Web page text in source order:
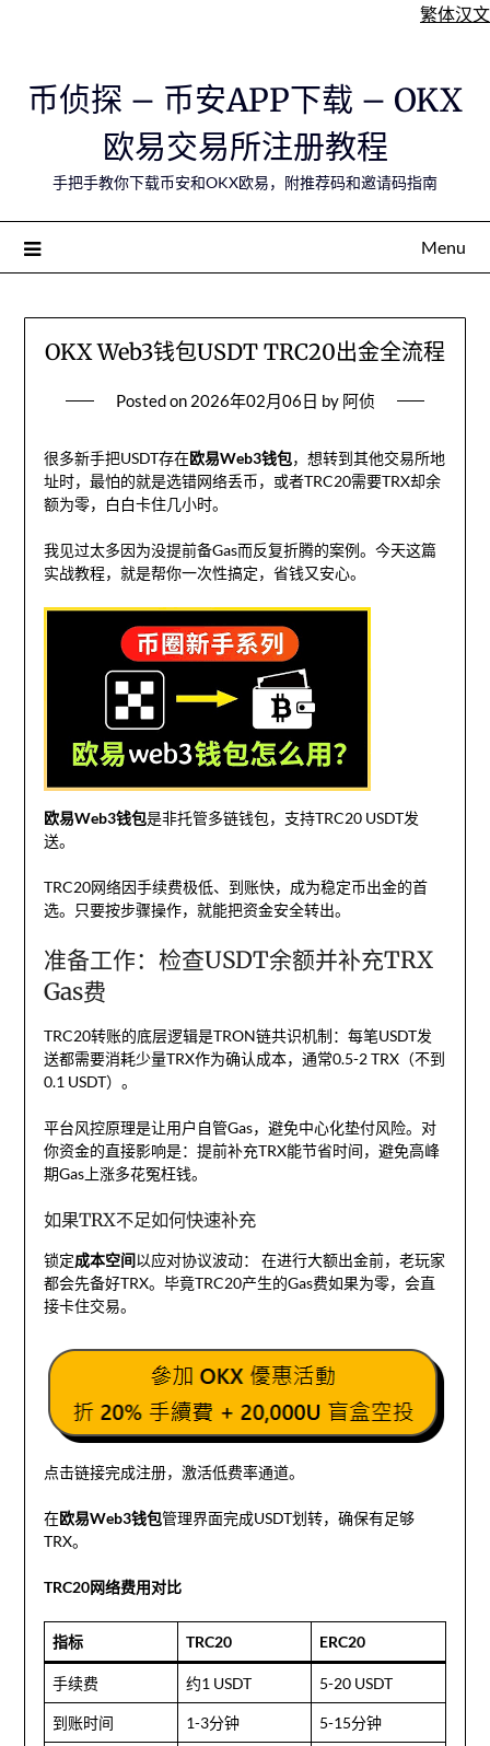
繁体汉文
币侦探 – 币安APP下载 – OKX
欧易交易所注册教程
手把手教你下载币安和OKX欧易，附推荐码和邀请码指南
Menu
OKX Web3钱包USDT TRC20出金全流程
Posted on 2026年02月06日 by 阿侦
很多新手把USDT存在欧易Web3钱包，想转到其他交易所地
址时，最怕的就是选错网络丢币，或者TRC20需要TRX却余
额为零，白白卡住几小时。
我见过太多因为没提前备Gas而反复折腾的案例。今天这篇
实战教程，就是帮你一次性搞定，省钱又安心。
欧易Web3钱包是非托管多链钱包，支持TRC20 USDT发
送。
TRC20网络因手续费极低、到账快，成为稳定币出金的首
选。只要按步骤操作，就能把资金安全转出。
准备工作：检查USDT余额并补充TRX
Gas费
TRC20转账的底层逻辑是TRON链共识机制：每笔USDT发
送都需要消耗少量TRX作为确认成本，通常0.5-2 TRX（不到
0.1 USDT）。
平台风控原理是让用户自管Gas，避免中心化垫付风险。对
你资金的直接影响是：提前补充TRX能节省时间，避免高峰
期Gas上涨多花冤枉钱。
如果TRX不足如何快速补充
锁定成本空间以应对协议波动： 在进行大额出金前，老玩家
都会先备好TRX。毕竟TRC20产生的Gas费如果为零，会直
接卡住交易。
点击链接完成注册，激活低费率通道。
在欧易Web3钱包管理界面完成USDT划转，确保有足够
TRX。
TRC20网络费用对比
指标 TRC20 ERC20
手续费 约1 USDT 5-20 USDT
到账时间 1-3分钟 5-15分钟